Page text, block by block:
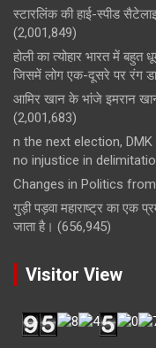
स्टारलिंक की हाई-स्पीड
(2,001,849)
होली का त्योहार भारत में बहुत
जिसमें लोग एक-दूसरे पर रंग
आमिर खान के भांजे इमरान
(2,001,683)
n the next election,
no injustice in
Changes in Politics
गुड़ी पड़वा महाराष्ट्र का एक
जाता है। (656,945)
Visitor View